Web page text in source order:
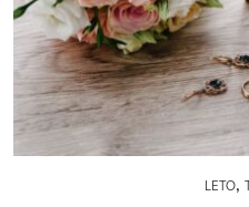
LETO,